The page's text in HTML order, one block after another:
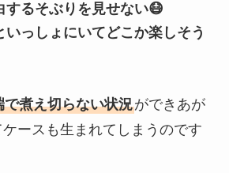
するそぶりを見せない😷
いっしょにいてどこか楽しそう
で煮え切らない状況ができあが
ースも生まれてしまうのです